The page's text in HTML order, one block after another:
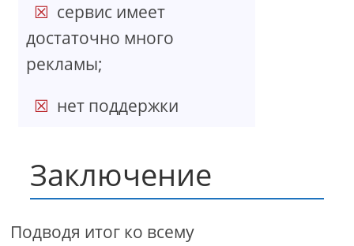
сервис имеет
достаточно много
рекламы;
нет поддержки
Заключение
Подводя итог ко всему